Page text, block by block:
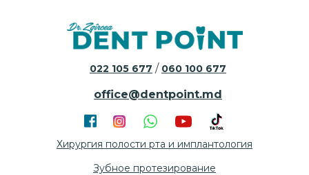
022 105 677 / 060 100 677
office@dentpoint.md
Хирургия полости рта и имплантология
Зубное протезирование